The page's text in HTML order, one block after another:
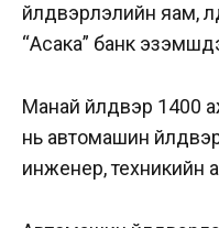
үйлдвэрлэлийн яам,
“Асака” банк
Манай үйлдвэр 1400
нь автомашин
инженер, техникийн